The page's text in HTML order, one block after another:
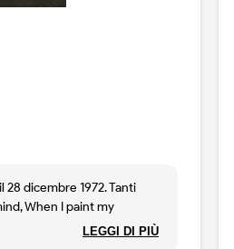
dicembre 1972. Tanti
When I paint my
Copia non sigillata.
LEGGI DI PIÙ